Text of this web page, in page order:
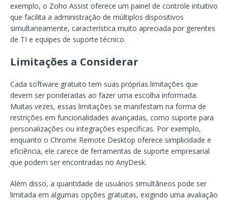
exemplo, o Zoho Assist oferece um painel de controle intuitivo
que facilita a administração de múltiplos dispositivos
simultaneamente, característica muito apreciada por gerentes
de TI e equipes de suporte técnico.
Limitações a Considerar
Cada software gratuito tem suas próprias limitações que
devem ser ponderadas ao fazer uma escolha informada.
Muitas vezes, essas limitações se manifestam na forma de
restrições em funcionalidades avançadas, como suporte para
personalizações ou integrações específicas. Por exemplo,
enquanto o Chrome Remote Desktop oferece simplicidade e
eficiência, ele carece de ferramentas de suporte empresarial
que podem ser encontradas no AnyDesk.
Além disso, a quantidade de usuários simultâneos pode ser
limitada em algumas opções gratuitas, exigindo uma avaliação